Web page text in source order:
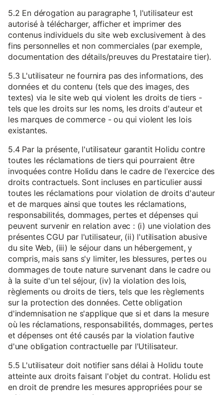
5.2 En dérogation au paragraphe 1, l'utilisateur est
autorisé à télécharger, afficher et imprimer des
contenus individuels du site web exclusivement à des
fins personnelles et non commerciales (par exemple,
documentation des détails/preuves du Prestataire tier).
5.3 L'utilisateur ne fournira pas des informations, des
données et du contenu (tels que des images, des
textes) via le site web qui violent les droits de tiers -
tels que les droits sur les noms, les droits d'auteur et
les marques de commerce - ou qui violent les lois
existantes.
5.4 Par la présente, l'utilisateur garantit Holidu contre
toutes les réclamations de tiers qui pourraient être
invoquées contre Holidu dans le cadre de l'exercice des
droits contractuels. Sont incluses en particulier aussi
toutes les réclamations pour violation de droits d'auteur
et de marques ainsi que toutes les réclamations,
responsabilités, dommages, pertes et dépenses qui
peuvent survenir en relation avec : (i) une violation des
présentes CGU par l'utilisateur, (ii) l'utilisation abusive
du site Web, (iii) le séjour dans un hébergement, y
compris, mais sans s'y limiter, les blessures, pertes ou
dommages de toute nature survenant dans le cadre ou
à la suite d'un tel séjour, (iv) la violation des lois,
règlements ou droits de tiers, tels que les règlements
sur la protection des données. Cette obligation
d'indemnisation ne s'applique que si et dans la mesure
où les réclamations, responsabilités, dommages, pertes
et dépenses ont été causés par la violation fautive
d'une obligation contractuelle par l'Utilisateur.
5.5 L'utilisateur doit notifier sans délai à Holidu toute
atteinte aux droits faisant l'objet du contrat. Holidu est
en droit de prendre les mesures appropriées pour se